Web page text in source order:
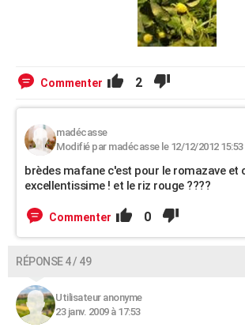
Commenter 2
madécasse
Modifié par madécasse le 12/12/2012 15:53
brèdes mafane c'est pour le romazave et
excellentissime ! et le riz rouge ????
Commenter 0
RÉPONSE 4 / 49
Utilisateur anonyme
23 janv. 2009 à 17:53